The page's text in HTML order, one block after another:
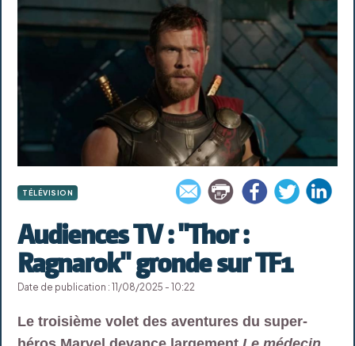
TÉLÉVISION
Audiences TV : "Thor :
Ragnarok" gronde sur TF1
Date de publication : 11/08/2025 - 10:22
Le troisième volet des aventures du super-